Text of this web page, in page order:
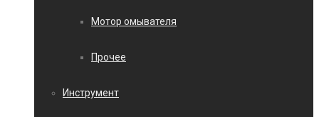
Мотор омывателя
Прочее
Инструмент